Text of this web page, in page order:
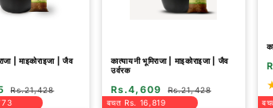
| माइकोराइजा | जैव
Rs.21,428
कात्यायनी भूमिराजा | माइकोराइजा | जैव
उर्वरक
Rs.4,609
Rs.21,428
बचत Rs. 16,819